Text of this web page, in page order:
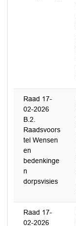
Raad 17-
02-2026
B.2.
Raadsvoors
tel Wensen
en
bedenkinge
n
dorpsvisies
Raad 17-
02-2026